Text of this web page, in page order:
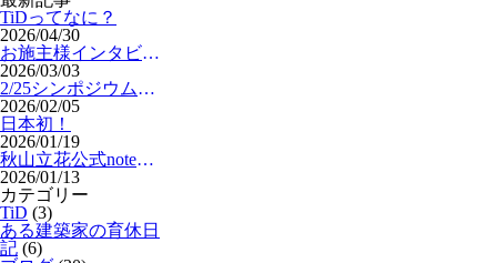
TiDってなに？
2026/04/30
お施主様インタビュー
2026/03/03
2/25シンポジウム開催
2026/02/05
日本初！
2026/01/19
秋山立花公式note更新
2026/01/13
カテゴリー
TiD (3)
ある建築家の育休日
記 (6)